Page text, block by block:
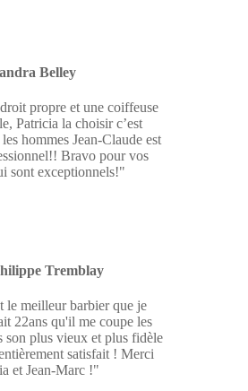
Belley
propre et une coiffeuse
Patricia la choisir c’est
hommes Jean-Claude est
Bravo pour vos
sont exceptionnels!"
Tremblay
le meilleur barbier que je
22ans qu'il me coupe les
son plus vieux et plus fidèle
satisfait ! Merci
et Jean-Marc !"